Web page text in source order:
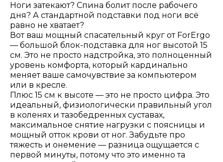
Ноги затекают? Спина болит после рабочего
дня? А стандартной подставки под ноги всё
равно не хватает?
Вот ваш мощный спасательный круг от ForErgo
— большой блок-подставка для ног высотой 15
см. Это не просто надстройка, это полноценный
уровень комфорта, который кардинально
меняет ваше самочувствие за компьютером
или в кресле.
Плюс 15 см к высоте — это не просто цифра. Это
идеальный, физиологически правильный угол
в коленях и тазобедренных суставах,
максимальное снятие нагрузки с поясницы и
мощный отток крови от ног. Забудьте про
тяжесть и онемение — разница ощущается с
первой минуты, потому что это именно та